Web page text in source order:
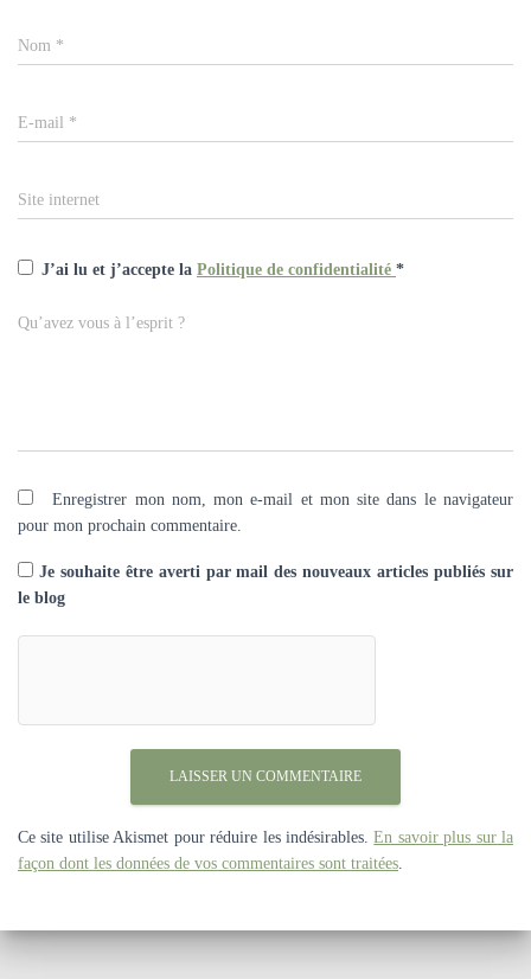
Nom *
E-mail *
Site internet
J’ai lu et j’accepte la Politique de confidentialité *
Qu’avez vous à l’esprit ?
Enregistrer mon nom, mon e-mail et mon site dans le navigateur
pour mon prochain commentaire.
Je souhaite être averti par mail des nouveaux articles publiés sur
le blog
Ce site utilise Akismet pour réduire les indésirables.En savoir plus sur la
façon dont les données de vos commentaires sont traitées